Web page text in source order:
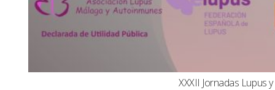
XXXII Jornadas Lupus